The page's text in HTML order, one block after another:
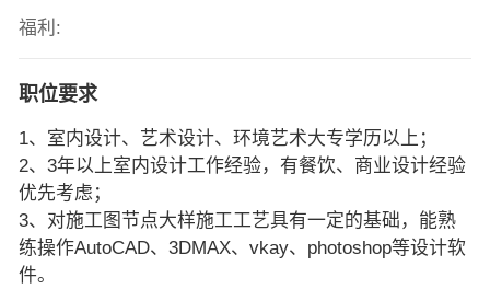
福利:
职位要求
1、室内设计、艺术设计、环境艺术大专学历以上；
2、3年以上室内设计工作经验，有餐饮、商业设计经验
优先考虑；
3、对施工图节点大样施工工艺具有一定的基础，能熟
练操作AutoCAD、3DMAX、vkay、photoshop等设计软
件。